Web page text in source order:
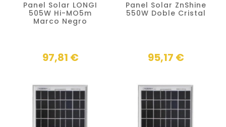
Panel Solar LONGI
505W Hi-MO5m
Marco Negro
97,81 €
Panel Solar ZnShine
550W Doble Cristal
95,17 €